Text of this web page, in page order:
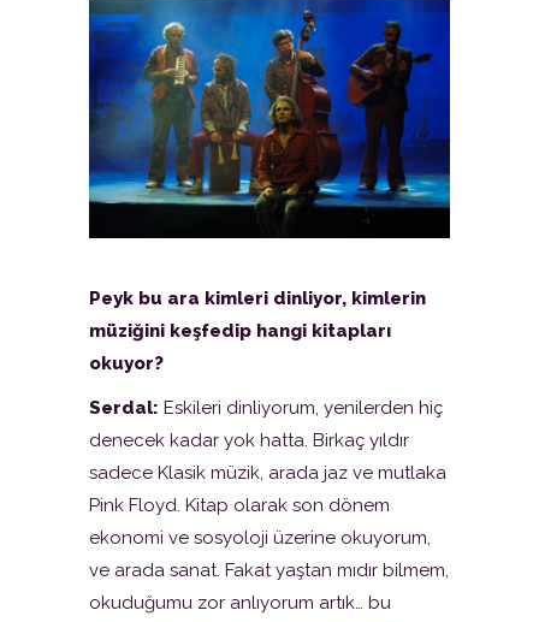
Peyk bu ara kimleri dinliyor, kimlerin
müziğini keşfedip hangi kitapları
okuyor?
Serdal: Eskileri dinliyorum, yenilerden hiç
denecek kadar yok hatta. Birkaç yıldır
sadece Klasik müzik, arada jaz ve mutlaka
Pink Floyd. Kitap olarak son dönem
ekonomi ve sosyoloji üzerine okuyorum,
ve arada sanat. Fakat yaştan mıdır bilmem,
okuduğumu zor anlıyorum artık… bu